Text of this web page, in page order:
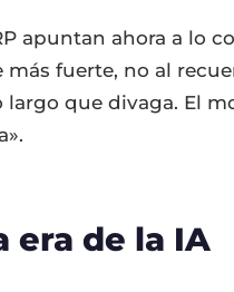
apuntan ahora a lo
fuerte, no al
que divaga. El
era de la IA